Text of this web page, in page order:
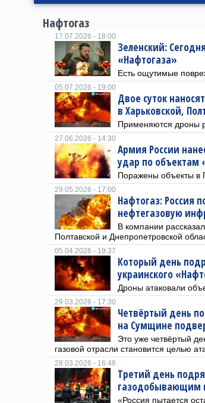
Нафтогаз
17.07.2026 - 18:00
Зеленский:
«Нафтогаза»
Есть ощутимые
05.07.2026 - 19:00
Двое суток
в Харьковской,
Применяются дроны
27.06.2026 - 14:30
Армия России
удар по объектам
Поражены объекты в
29.05.2026 - 17:00
Нафтогаз: Россия
нефтегазовую
В компании
Полтавской и Днепропетровской
05.04.2026 - 19:37
Который день
украинского
Дроны атаковали
29.03.2026 - 17:30
Четвёртый день
на Сумщине
Это уже четвёртый
газовой отрасли становится целью
28.03.2026 - 16:48
Третий день
газодобывающим
«Россия пытается